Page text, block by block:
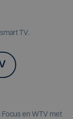
TV.
en WTV met